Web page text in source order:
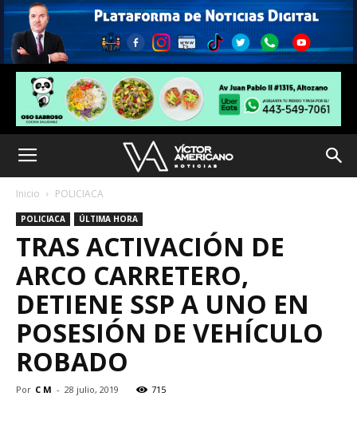
Inicio POLICIACA
POLICIACA ÚLTIMA HORA
TRAS ACTIVACIÓN DE
ARCO CARRETERO,
DETIENE SSP A UNO EN
POSESIÓN DE VEHÍCULO
ROBADO
Por C M - 28 julio, 2019 715